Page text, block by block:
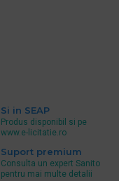
Si in SEAP
Produs disponibil si pe
www.e-licitatie.ro
Suport premium
Consulta un expert Sanito
pentru mai multe detalii